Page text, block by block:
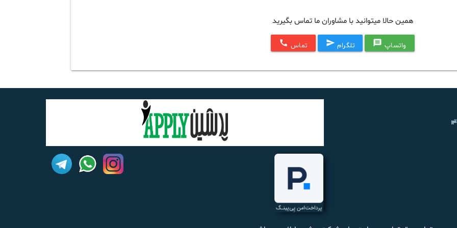
همین حالا میتوانید با مشاوران ما تماس بگیرید
واتساپ message تلگرام send تماس call